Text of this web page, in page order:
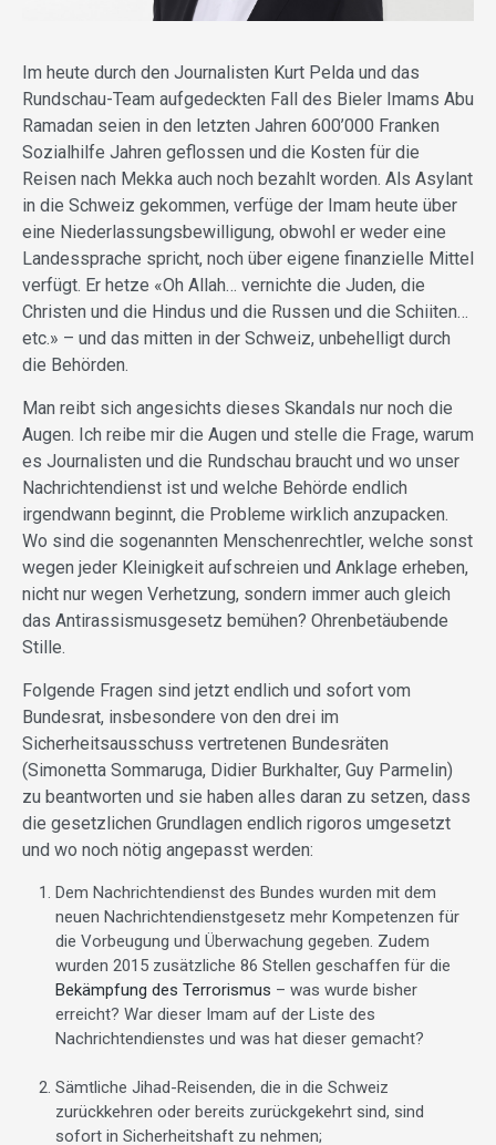
Im heute durch den Journalisten Kurt Pelda und das
Rundschau-Team aufgedeckten Fall des Bieler Imams Abu
Ramadan seien in den letzten Jahren 600’000 Franken
Sozialhilfe Jahren geflossen und die Kosten für die
Reisen nach Mekka auch noch bezahlt worden. Als Asylant
in die Schweiz gekommen, verfüge der Imam heute über
eine Niederlassungsbewilligung, obwohl er weder eine
Landessprache spricht, noch über eigene finanzielle Mittel
verfügt. Er hetze «Oh Allah… vernichte die Juden, die
Christen und die Hindus und die Russen und die Schiiten…
etc.» – und das mitten in der Schweiz, unbehelligt durch
die Behörden.
Man reibt sich angesichts dieses Skandals nur noch die
Augen. Ich reibe mir die Augen und stelle die Frage, warum
es Journalisten und die Rundschau braucht und wo unser
Nachrichtendienst ist und welche Behörde endlich
irgendwann beginnt, die Probleme wirklich anzupacken.
Wo sind die sogenannten Menschenrechtler, welche sonst
wegen jeder Kleinigkeit aufschreien und Anklage erheben,
nicht nur wegen Verhetzung, sondern immer auch gleich
das Antirassismusgesetz bemühen? Ohrenbetäubende
Stille.
Folgende Fragen sind jetzt endlich und sofort vom
Bundesrat, insbesondere von den drei im
Sicherheitsausschuss vertretenen Bundesräten
(Simonetta Sommaruga, Didier Burkhalter, Guy Parmelin)
zu beantworten und sie haben alles daran zu setzen, dass
die gesetzlichen Grundlagen endlich rigoros umgesetzt
und wo noch nötig angepasst werden:
Dem Nachrichtendienst des Bundes wurden mit dem
neuen Nachrichtendienstgesetz mehr Kompetenzen für
die Vorbeugung und Überwachung gegeben. Zudem
wurden 2015 zusätzliche 86 Stellen geschaffen für die
Bekämpfung des Terrorismus – was wurde bisher
erreicht? War dieser Imam auf der Liste des
Nachrichtendienstes und was hat dieser gemacht?
Sämtliche Jihad-Reisenden, die in die Schweiz
zurückkehren oder bereits zurückgekehrt sind, sind
sofort in Sicherheitshaft zu nehmen;